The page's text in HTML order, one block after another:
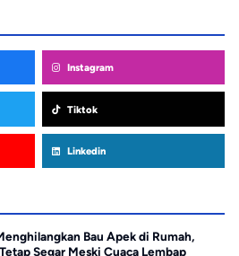
Instagram
Tiktok
Linkedin
Bau Apek di Rumah,
Segar Meski Cuaca Lembap